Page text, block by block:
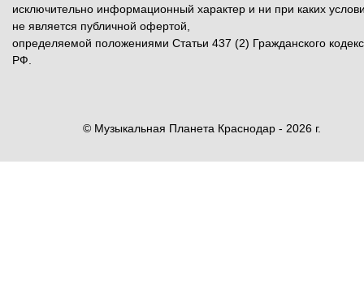
исключительно информационный характер и ни при каких
не является публичной офертой,
определяемой положениями Статьи 437 (2) Гражданского
РФ.
© Музыкальная Планета Краснодар - 2026 г.